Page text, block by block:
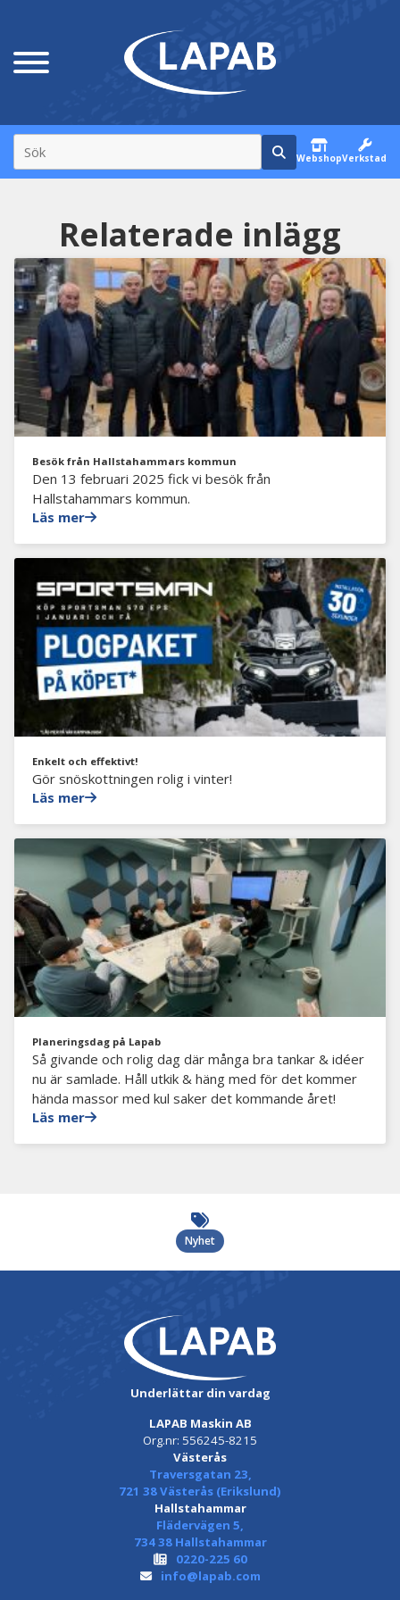
WebshopVerkstad
Relaterade inlägg
Besök från Hallstahammars kommun
Den 13 februari 2025 fick vi besök från
Hallstahammars kommun.
Läs mer
Enkelt och effektivt!
Gör snöskottningen rolig i vinter!
Läs mer
Planeringsdag på Lapab
Så givande och rolig dag där många bra tankar & idéer
nu är samlade. Håll utkik & häng med för det kommer
hända massor med kul saker det kommande året!
Läs mer
Nyhet
Underlättar din vardag
LAPAB Maskin AB
Org.nr: 556245-8215
Västerås
Traversgatan 23,
721 38 Västerås (Erikslund)
Hallstahammar
Flädervägen 5,
734 38 Hallstahammar
0220-225 60
info@lapab.com